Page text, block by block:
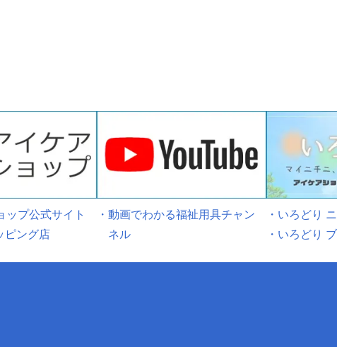
ップ公式サイト
ピング店
・動画でわかる福祉用具チャン
ネル
・いろどり
・いろどり